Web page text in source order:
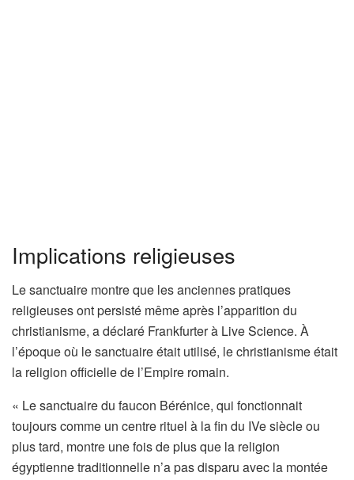
Implications religieuses
Le sanctuaire montre que les anciennes pratiques
religieuses ont persisté même après l’apparition du
christianisme, a déclaré Frankfurter à Live Science. À
l’époque où le sanctuaire était utilisé, le christianisme était
la religion officielle de l’Empire romain.
« Le sanctuaire du faucon Bérénice, qui fonctionnait
toujours comme un centre rituel à la fin du IVe siècle ou
plus tard, montre une fois de plus que la religion
égyptienne traditionnelle n’a pas disparu avec la montée